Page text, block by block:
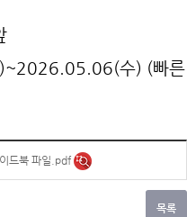
수) (빠른
드북 파일.pdf